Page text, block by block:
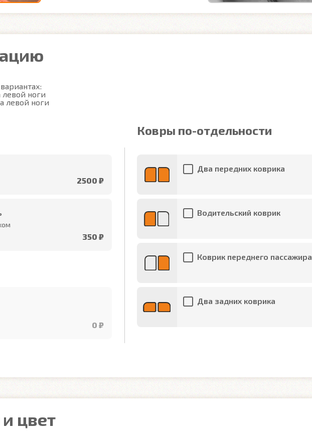
ноги
левой ноги
2500 ₽
350 ₽
0 ₽
Ковры по-отдельности
Два передних коврика
Водительский коврик
Коврик переднего пассажира
Два задних коврика
цвет